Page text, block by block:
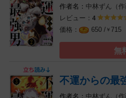
中林ずん（作
レビュー： 4
650 / ￥ 715
無
不運からの最
中林ずん（作